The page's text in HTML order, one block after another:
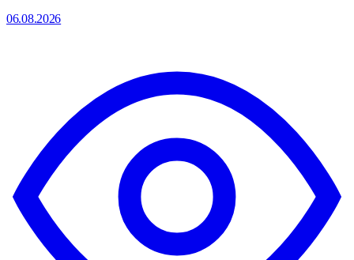
06.08.2026